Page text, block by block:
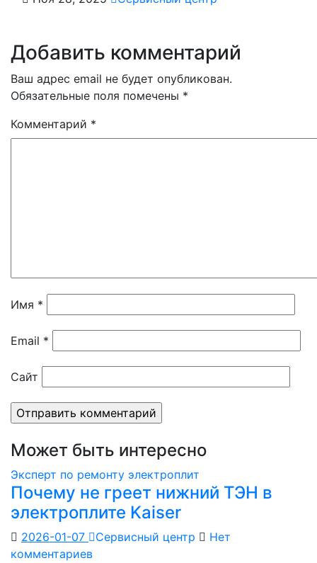
Добавить комментарий
Ваш адрес email не будет опубликован.
Обязательные поля помечены *
Комментарий *
Имя *
Email *
Сайт
Может быть интересно
Эксперт по ремонту электроплит
Почему не греет нижний ТЭН в
электроплите Kaiser
2026-01-07 Сервисный центр
Нет
комментариев